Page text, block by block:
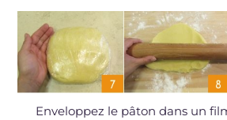
Enveloppez le pâton dans un